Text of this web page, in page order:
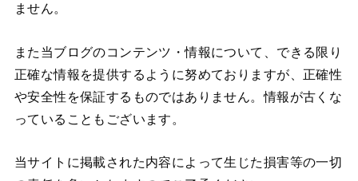
ません。
また当ブログのコンテンツ・情報について、できる限り
正確な情報を提供するように努めておりますが、正確性
や安全性を保証するものではありません。情報が古くな
っていることもございます。
当サイトに掲載された内容によって生じた損害等の一切